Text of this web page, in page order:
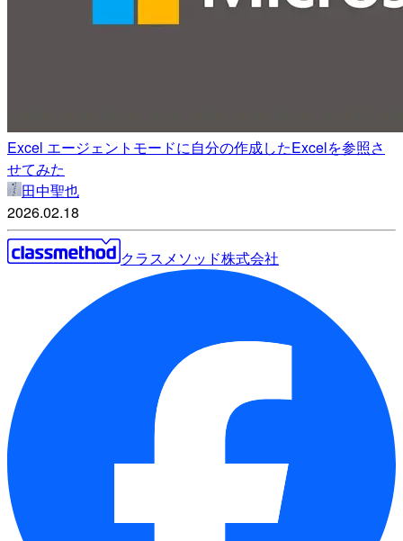
Excel エージェントモードに自分の作成したExcelを参照さ
せてみた
田中聖也
2026.02.18
クラスメソッド株式会社